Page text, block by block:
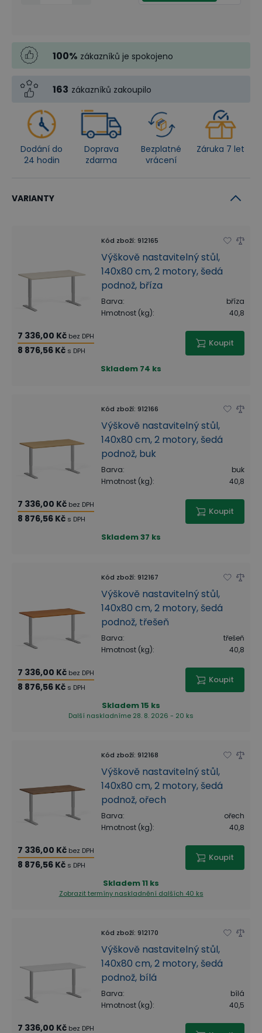
100% zákazníků je spokojeno
163 zákazníků zakoupilo
Dodání do
24 hodin
Doprava
zdarma
Bezplatné
vrácení
Záruka 7 let
VARIANTY
Kód zboží: 912165
Výškově nastavitelný stůl,
140x80 cm, 2 motory, šedá
podnož, bříza
Barva:
bříza
Hmotnost (kg): 40,8
7 336,00 Kč bez DPH
8 876,56 Kč s DPH
Koupit
Skladem 74 ks
Kód zboží: 912166
Výškově nastavitelný stůl,
140x80 cm, 2 motory, šedá
podnož, buk
Barva:
buk
Hmotnost (kg): 40,8
7 336,00 Kč bez DPH
8 876,56 Kč s DPH
Koupit
Skladem37 ks
Kód zboží: 912167
Výškově nastavitelný stůl,
140x80 cm, 2 motory, šedá
podnož, třešeň
Barva:
třešeň
Hmotnost (kg): 40,8
7 336,00 Kč bez DPH
8 876,56 Kč s DPH
Koupit
Skladem15 ks
Další naskladníme 28. 8. 2026 - 20 ks
Kód zboží: 912168
Výškově nastavitelný stůl,
140x80 cm, 2 motory, šedá
podnož, ořech
Barva:
ořech
Hmotnost (kg): 40,8
7 336,00 Kč bez DPH
8 876,56 Kč s DPH
Koupit
Skladem11 ks
Zobrazit termíny naskladnění dalších 40 ks
Kód zboží: 912170
Výškově nastavitelný stůl,
140x80 cm, 2 motory, šedá
podnož, bílá
Barva:
bílá
Hmotnost (kg): 40,5
7 336,00 Kč bez DPH